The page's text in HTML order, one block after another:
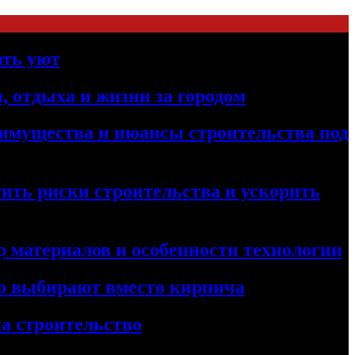
уют
отдыха и жизни за городом
и нюансы строительства под
риски строительства и ускорить
и особенности технологии
выбирают вместо кирпича
строительство